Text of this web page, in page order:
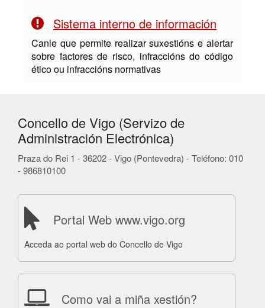
Sistema interno de información
Canle que permite realizar suxestións e alertar
sobre factores de risco, infraccións do código
ético ou infraccións normativas
Concello de Vigo (Servizo de
Administración Electrónica)
Praza do Rei 1 - 36202 - Vigo (Pontevedra) - Teléfono: 010
- 986810100
Portal Web www.vigo.org
Acceda ao portal web do Concello de Vigo
Como vai a miña xestión?